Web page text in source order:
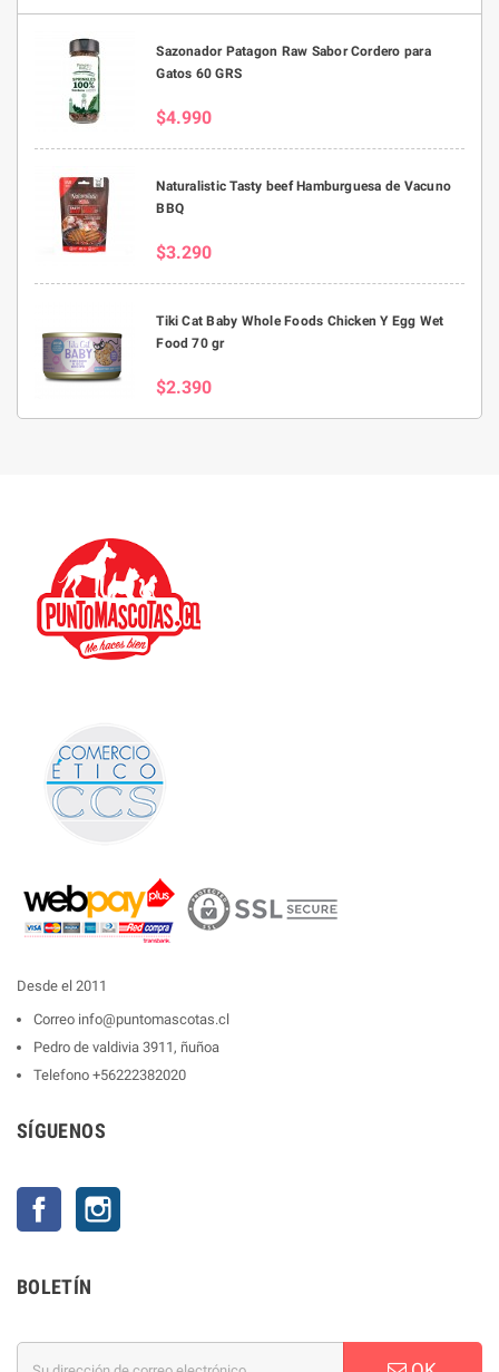
Sazonador Patagon Raw Sabor Cordero para
Gatos 60 GRS
$4.990
Naturalistic Tasty beef Hamburguesa de Vacuno
BBQ
$3.290
Tiki Cat Baby Whole Foods Chicken Y Egg Wet
Food 70 gr
$2.390
Desde el 2011
Correo info@puntomascotas.cl
Pedro de valdivia 3911, ñuñoa
Telefono +56222382020
SÍGUENOS
Facebook
BOLETÍN